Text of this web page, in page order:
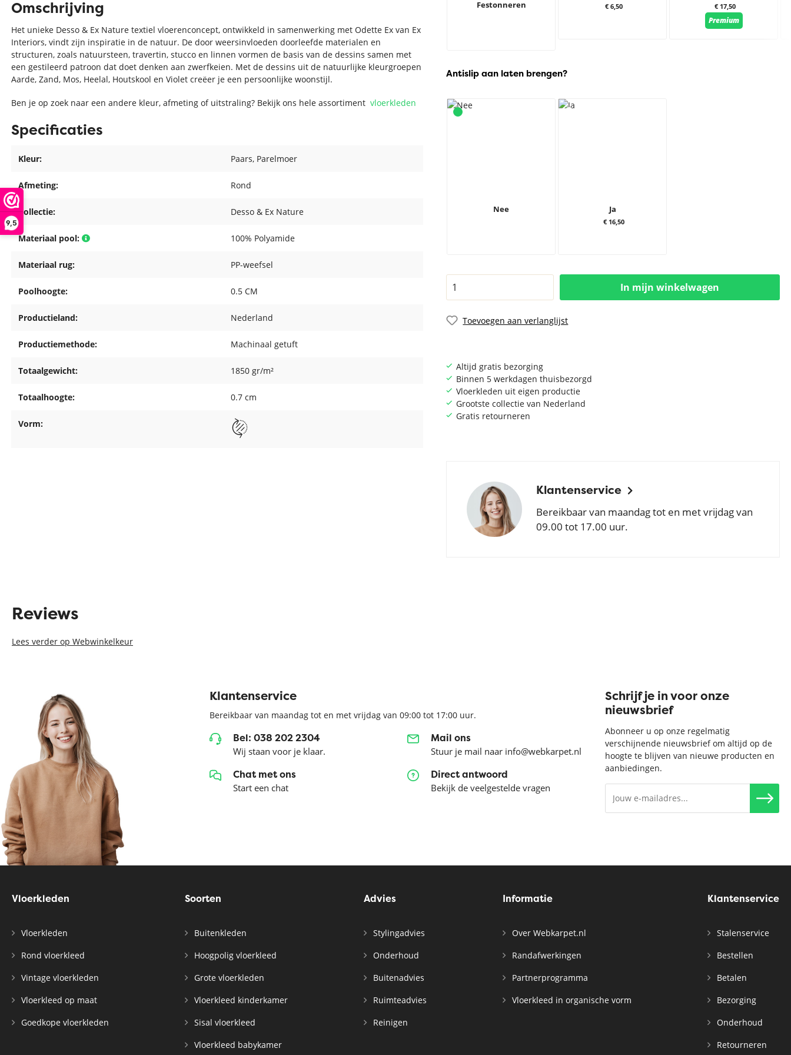
9,5
Festonneren € 6,50 € 17,50
Premium
Antislip aan laten brengen?
Nee Ja
€ 16,50
In mijn winkelwagen
Toevoegen aan verlanglijst
Altijd gratis bezorging
Binnen 5 werkdagen thuisbezorgd
Vloerkleden uit eigen productie
Grootste collectie van Nederland
Gratis retourneren
Klantenservice
Bereikbaar van maandag tot en met vrijdag van
09.00 tot 17.00 uur.
Omschrijving
Het unieke Desso & Ex Nature textiel vloerenconcept, ontwikkeld in samenwerking met Odette Ex van Ex
Interiors, vindt zijn inspiratie in de natuur. De door weersinvloeden doorleefde materialen en
structuren, zoals natuursteen, travertin, stucco en linnen vormen de basis van de dessins samen met
een gestileerd patroon dat doet denken aan zwerfkeien. Met de dessins uit de natuurlijke kleurgroepen
Aarde, Zand, Mos, Heelal, Houtskool en Violet creëer je een persoonlijke woonstijl.
Ben je op zoek naar een andere kleur, afmeting of uitstraling? Bekijk ons hele assortimentvloerkleden
Specificaties
Kleur: Paars, Parelmoer
Afmeting: Rond
Collectie: Desso & Ex Nature
Materiaal pool: 100% Polyamide
Materiaal rug: PP-weefsel
Poolhoogte: 0.5 CM
Productieland: Nederland
Productiemethode: Machinaal getuft
Totaalgewicht: 1850 gr/m²
Totaalhoogte: 0.7 cm
Vorm:
Reviews
Lees verder op Webwinkelkeur
Klantenservice
Bereikbaar van maandag tot en met vrijdag van 09:00 tot 17:00 uur.
Bel: 038 202 2304
Wij staan voor je klaar.
Mail ons
Stuur je mail naar info@webkarpet.nl
Chat met ons
Start een chat
Direct antwoord
Bekijk de veelgestelde vragen
Schrijf je in voor onze
nieuwsbrief
Abonneer u op onze regelmatig
verschijnende nieuwsbrief om altijd op de
hoogte te blijven van nieuwe producten en
aanbiedingen.
Vloerkleden
Vloerkleden
Rond vloerkleed
Vintage vloerkleden
Vloerkleed op maat
Goedkope vloerkleden
Soorten
Buitenkleden
Hoogpolig vloerkleed
Grote vloerkleden
Vloerkleed kinderkamer
Sisal vloerkleed
Vloerkleed babykamer
Advies
Stylingadvies
Onderhoud
Buitenadvies
Ruimteadvies
Reinigen
Informatie
Over Webkarpet.nl
Randafwerkingen
Partnerprogramma
Vloerkleed in organische vorm
Klantenservice
Stalenservice
Bestellen
Betalen
Bezorging
Onderhoud
Retourneren